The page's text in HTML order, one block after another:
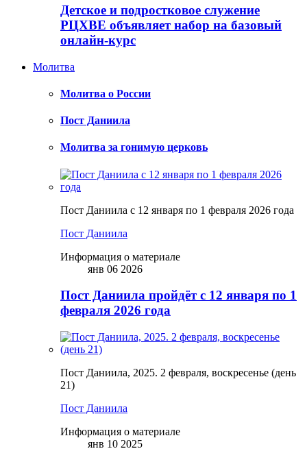
Детское и подростковое служение
РЦХВЕ объявляет набор на базовый
онлайн-курс
Молитва
Молитва о России
Пост Даниила
Молитва за гонимую церковь
Пост Даниила с 12 января по 1 февраля 2026 года
Пост Даниила
Информация о материале
янв 06 2026
Пост Даниила пройдёт с 12 января по 1
февраля 2026 года
Пост Даниила, 2025. 2 февраля, воскресенье (день
21)
Пост Даниила
Информация о материале
янв 10 2025